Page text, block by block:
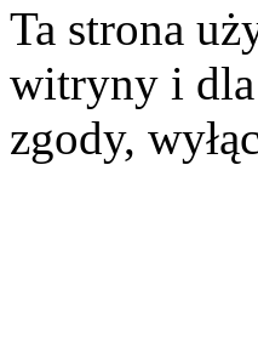
Ta strona
witryny i dla
zgody,